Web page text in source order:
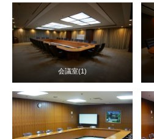
会議室(1)